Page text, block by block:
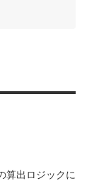
算出ロジックに